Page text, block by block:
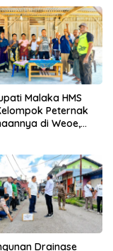
Malaka HMS
Peternak
di Weoe,
Drainase